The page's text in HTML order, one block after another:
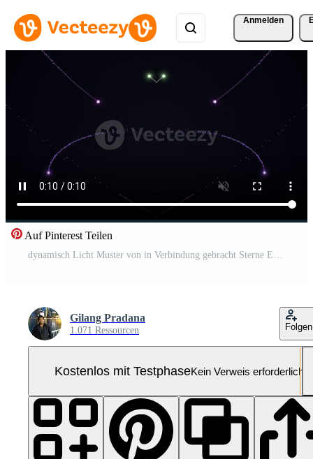
Anmelden
Auf Pinterest Teilen
dynamisch Licht Muster von in Verbindung gebracht Sterne Erstellen Komplex visuell Maschen Pro Video
Gilang Pradana
1.071 Ressourcen Folgen
Kostenlos mit TestphaseKein Verweis erforderlich